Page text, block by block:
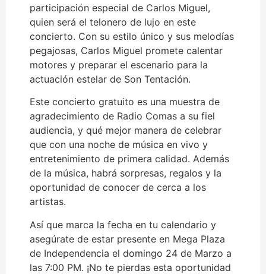
participación especial de Carlos Miguel,
quien será el telonero de lujo en este
concierto. Con su estilo único y sus melodías
pegajosas, Carlos Miguel promete calentar
motores y preparar el escenario para la
actuación estelar de Son Tentación.
Este concierto gratuito es una muestra de
agradecimiento de Radio Comas a su fiel
audiencia, y qué mejor manera de celebrar
que con una noche de música en vivo y
entretenimiento de primera calidad. Además
de la música, habrá sorpresas, regalos y la
oportunidad de conocer de cerca a los
artistas.
Así que marca la fecha en tu calendario y
asegúrate de estar presente en Mega Plaza
de Independencia el domingo 24 de Marzo a
las 7:00 PM. ¡No te pierdas esta oportunidad